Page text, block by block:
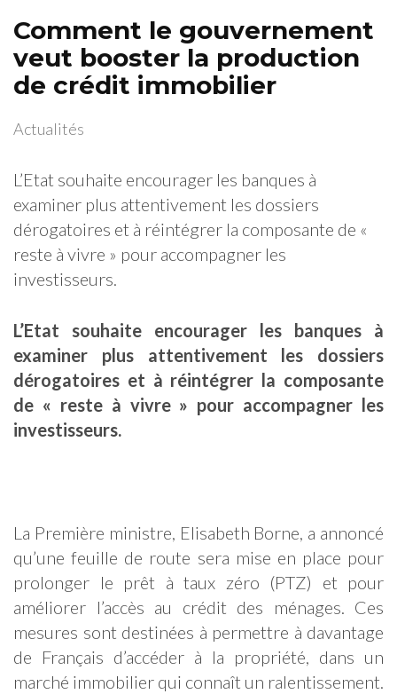
Comment le gouvernement
veut booster la production
de crédit immobilier
Actualités
L’Etat souhaite encourager les banques à
examiner plus attentivement les dossiers
dérogatoires et à réintégrer la composante de «
reste à vivre » pour accompagner les
investisseurs.
L’Etat souhaite encourager les banques à
examiner plus attentivement les dossiers
dérogatoires et à réintégrer la composante
de « reste à vivre » pour accompagner les
investisseurs.
La Première ministre, Elisabeth Borne, a annoncé
qu’une feuille de route sera mise en place pour
prolonger le prêt à taux zéro (PTZ) et pour
améliorer l’accès au crédit des ménages. Ces
mesures sont destinées à permettre à davantage
de Français d’accéder à la propriété, dans un
marché immobilier qui connaît un ralentissement.